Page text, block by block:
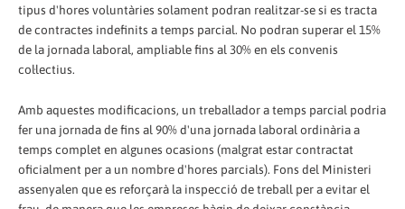
tipus d'hores voluntàries solament podran realitzar-se si es tracta
de contractes indefinits a temps parcial. No podran superar el 15%
de la jornada laboral, ampliable fins al 30% en els convenis
col·lectius.
Amb aquestes modificacions, un treballador a temps parcial podria
fer una jornada de fins al 90% d'una jornada laboral ordinària a
temps complet en algunes ocasions (malgrat estar contractat
oficialment per a un nombre d'hores parcials). Fons del Ministeri
assenyalen que es reforçarà la inspecció de treball per a evitar el